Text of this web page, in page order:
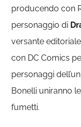
producendo con
personaggio di
versante
con DC Comics
personaggi
Bonelli uniranno
fumetti.